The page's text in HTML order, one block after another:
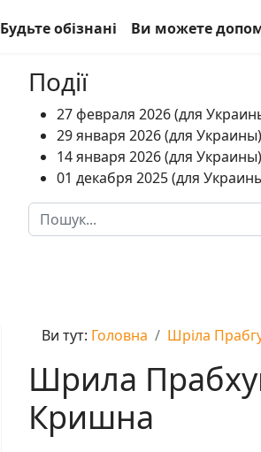
Будьте обізнані Ви можете
Події
27 февраля 2026 (для
29 января 2026 (для
14 января 2026 (для
01 декабря 2025 (для
Пошук
Ви тут: Головна Шріла
Шрила
Кришна